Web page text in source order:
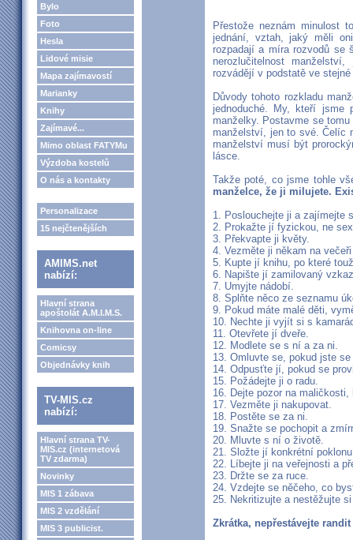
Bylo
Foto
Hesla
Lidové misie
Mapa zajímavostí
Marianky
Knihy
Zajímavé...
Mimo oblast FATYMu
Výzdoba kostelů
O nás a kontakty
Personalizace
15 nejčtenějších
AMIMS.net
nabízí:
Hlavní strana
apoštolát A.M.I.M.S.
Knihovna on-line
Comicsy
Objednávky knih
TV-MIS.cz
nabízí:
Hlavní strana TV-
MIS.cz (internetová
TV zdarma)
Novinky
MIS 1 zábava
MIS 2 vzdělání
MIS 3 publicist.
Přestože neznám minulost
jednání, vztah, jaký měli
rozpadají a míra rozvodů se
nerozlučitelnost
rozvádějí v podstatě ve
Důvody tohoto rozkladu
jednoduché. My, kteří jsme
manželky. Postavme se
manželství, jen to své. Čelíc
manželství musí být
lásce.
Takže poté, co jsme tohle
manželce, že ji milujete.
1. Poslouchejte ji a zajímejte
2. Prokažte jí fyzickou, ne
3. Překvapte ji květy.
4. Vezměte ji někam na
5. Kupte jí knihu, po které
6. Napište jí zamilovaný
7. Umyjte nádobí.
8. Splňte něco ze seznamu
9. Pokud máte malé děti,
10. Nechte ji vyjít si s
11. Otevřete jí dveře.
12. Modlete se s ní a za ni.
13. Omluvte se, pokud jste se
14. Odpusťte jí, pokud se
15. Požádejte ji o radu.
16. Dejte pozor na
17. Vezměte ji nakupovat.
18. Postěte se za ni.
19. Snažte se pochopit a
20. Mluvte s ní o životě.
21. Složte jí konkrétní
22. Líbejte ji na veřejnosti a
23. Držte se za ruce.
24. Vzdejte se něčeho, co
25. Nekritizujte a nestěžujte
Zkrátka, nepřestávejte